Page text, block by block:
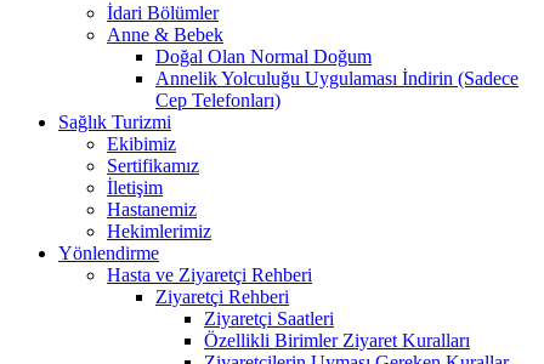
İdari Bölümler
Anne & Bebek
Doğal Olan Normal Doğum
Annelik Yolculuğu Uygulaması İndirin (Sadece
Cep Telefonları)
Sağlık Turizmi
Ekibimiz
Sertifikamız
İletişim
Hastanemiz
Hekimlerimiz
Yönlendirme
Hasta ve Ziyaretçi Rehberi
Ziyaretçi Rehberi
Ziyaretçi Saatleri
Özellikli Birimler Ziyaret Kuralları